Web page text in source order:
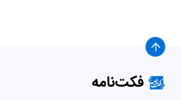
فکت‌نامه